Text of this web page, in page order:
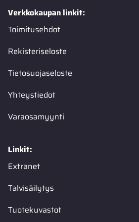
Verkkokaupan linkit:
Toimitusehdot
Rekisteriseloste
Tietosuojaseloste
Yhteystiedot
Varaosamyynti
Linkit:
Extranet
Talvisäilytys
Tuotekuvastot